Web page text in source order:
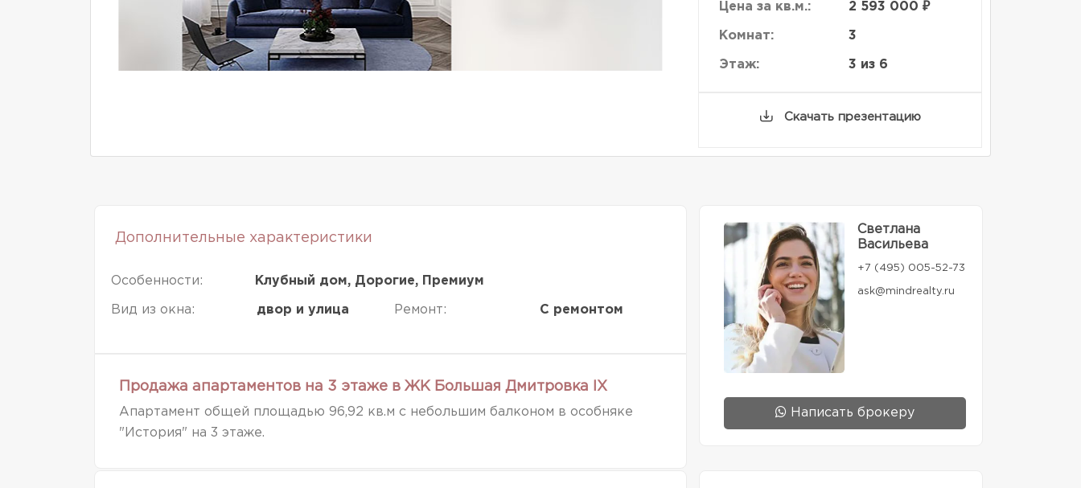
Цена за кв.м.: 2 593 000 ₽
Комнат: 3
Этаж: 3 из 6
Скачать презентацию
Дополнительные характеристики
Особенности: Клубный дом, Дорогие, Премиум
Вид из окна: двор и улица Ремонт: С ремонтом
Продажа апартаментов на 3 этаже в ЖК Большая Дмитровка IX
Апартамент общей площадью 96,92 кв.м с небольшим балконом в особняке
"История" на 3 этаже.
Светлана
Васильева
+7 (495) 005-52-73
ask@mindrealty.ru
Написать брокеру